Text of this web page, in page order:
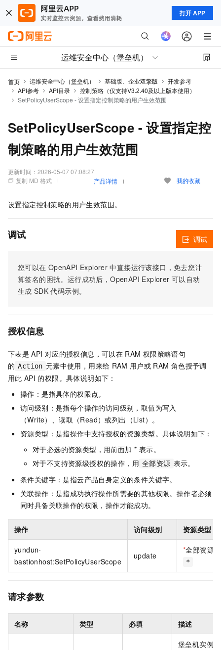
打开 APP
运维安全中心（堡垒机）
首页 运维安全中心（堡垒机） 基础版、企业双擎版
开发参考
API参考
API目录
控制策略（仅支持V3.2.40及以上版本使用）
SetPolicyUserScope - 设置指定控制策略的用户生效范围
SetPolicyUserScope - 设置指定控
制策略的用户生效范围
更新时间： 2026-05-07 07:08:27
复制 MD 格式
产品详情 我的收藏
设置指定控制策略的用户生效范围。
调试
您可以在 OpenAPI Explorer 中直接运行该接口，免去您计
算签名的困扰。运行成功后，OpenAPI Explorer 可以自动
生成 SDK 代码示例。
调试
授权信息
下表是 API 对应的授权信息，可以在 RAM 权限策略语句
的 Action 元素中使用，用来给 RAM 用户或 RAM 角色授予调
用此 API 的权限。具体说明如下：
操作：是指具体的权限点。
访问级别：是指每个操作的访问级别，取值为写入
（Write）、读取（Read）或列出（List）。
资源类型：是指操作中支持授权的资源类型。具体说明如下：
对于必选的资源类型，用前面加 * 表示。
对于不支持资源级授权的操作，用 全部资源 表示。
条件关键字：是指云产品自身定义的条件关键字。
关联操作：是指成功执行操作所需要的其他权限。操作者必须
同时具备关联操作的权限，操作才能成功。
操作 访问级别 资源类型
yundun-
bastionhost:SetPolicyUserScope
update
*全部资源
*
请求参数
名称 类型 必填 描述
堡垒机实例